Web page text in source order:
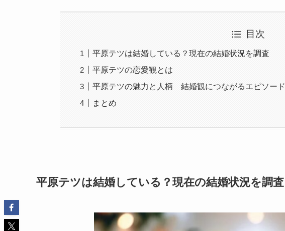
目次
平原テツは結婚している？現在の結婚状況を調査
平原テツの恋愛観とは
平原テツの魅力と人柄 結婚観につながるエピソード
まとめ
平原テツは結婚している？現在の結婚状況を調査